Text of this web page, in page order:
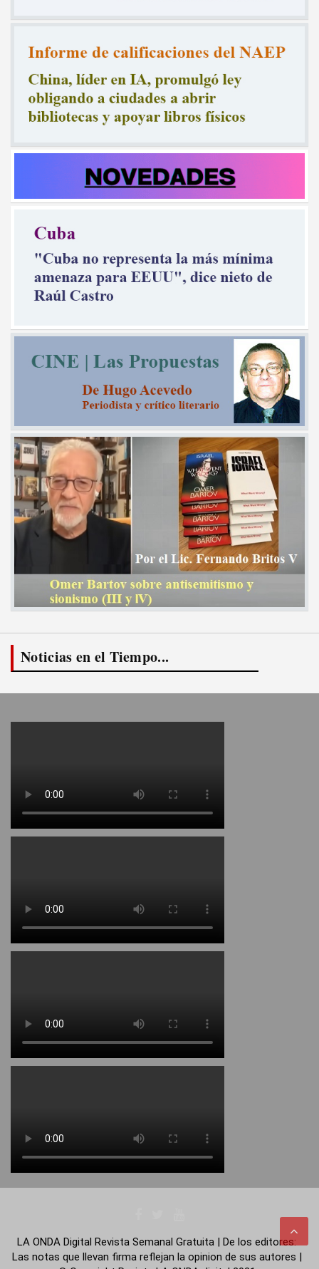
Noticias en el Tiempo...
LA ONDA Digital Revista Semanal Gratuita | De los editores:
Las notas que llevan firma reflejan la opinion de sus autores |